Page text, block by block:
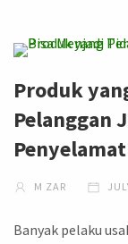
Produk
Pelanggan
M ZAR
Banyak pelaku